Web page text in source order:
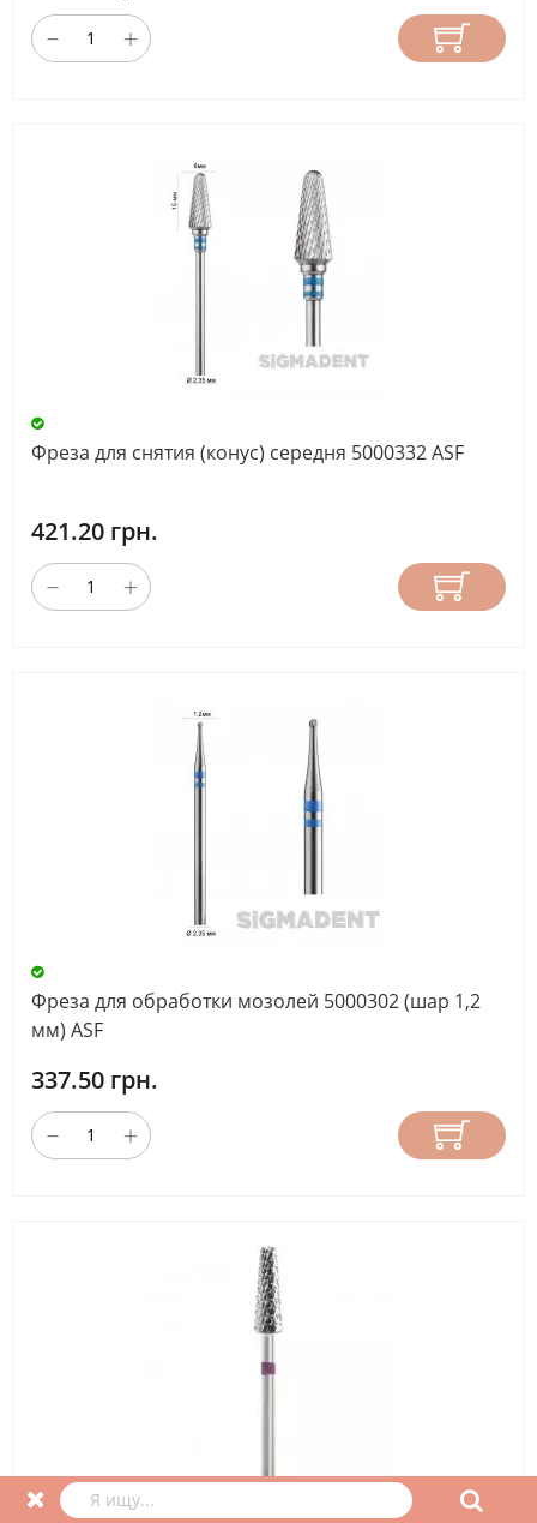
Фреза для снятия (конус) середня 5000332 ASF
421.20 грн.
Фреза для обработки мозолей 5000302 (шар 1,2
мм) ASF
337.50 грн.